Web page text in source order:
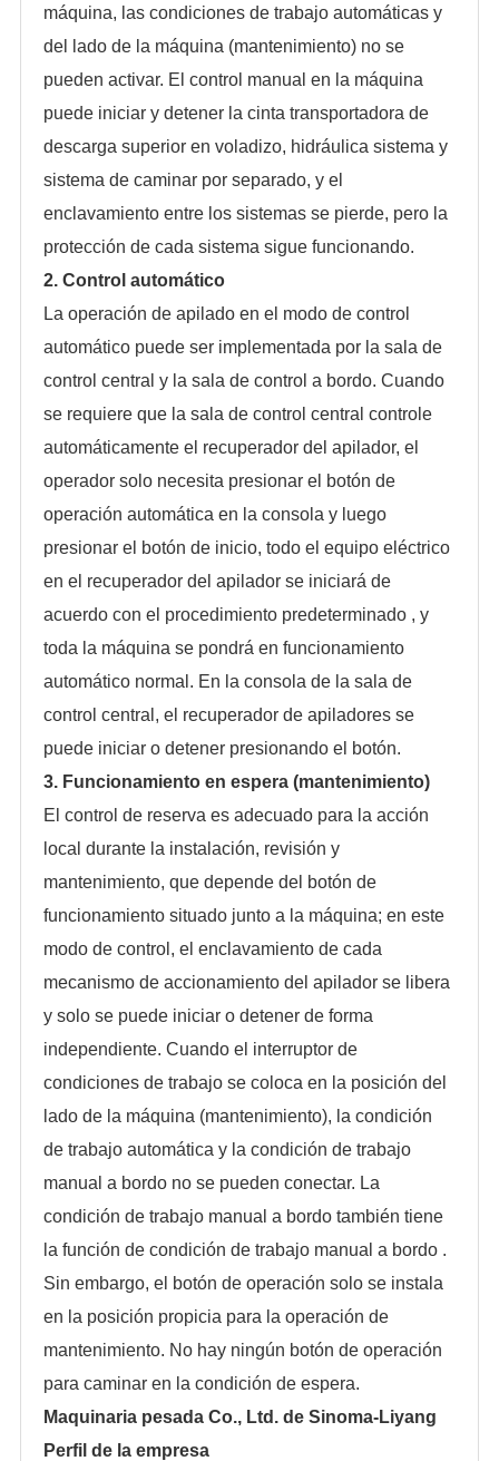
máquina, las condiciones de trabajo automáticas y
del lado de la máquina (mantenimiento) no se
pueden activar. El control manual en la máquina
puede iniciar y detener la cinta transportadora de
descarga superior en voladizo, hidráulica sistema y
sistema de caminar por separado, y el
enclavamiento entre los sistemas se pierde, pero la
protección de cada sistema sigue funcionando.
2. Control automático
La operación de apilado en el modo de control
automático puede ser implementada por la sala de
control central y la sala de control a bordo. Cuando
se requiere que la sala de control central controle
automáticamente el recuperador del apilador, el
operador solo necesita presionar el botón de
operación automática en la consola y luego
presionar el botón de inicio, todo el equipo eléctrico
en el recuperador del apilador se iniciará de
acuerdo con el procedimiento predeterminado , y
toda la máquina se pondrá en funcionamiento
automático normal. En la consola de la sala de
control central, el recuperador de apiladores se
puede iniciar o detener presionando el botón.
3. Funcionamiento en espera (mantenimiento)
El control de reserva es adecuado para la acción
local durante la instalación, revisión y
mantenimiento, que depende del botón de
funcionamiento situado junto a la máquina; en este
modo de control, el enclavamiento de cada
mecanismo de accionamiento del apilador se libera
y solo se puede iniciar o detener de forma
independiente. Cuando el interruptor de
condiciones de trabajo se coloca en la posición del
lado de la máquina (mantenimiento), la condición
de trabajo automática y la condición de trabajo
manual a bordo no se pueden conectar. La
condición de trabajo manual a bordo también tiene
la función de condición de trabajo manual a bordo .
Sin embargo, el botón de operación solo se instala
en la posición propicia para la operación de
mantenimiento. No hay ningún botón de operación
para caminar en la condición de espera.
Maquinaria pesada Co., Ltd. de Sinoma-Liyang
Perfil de la empresa